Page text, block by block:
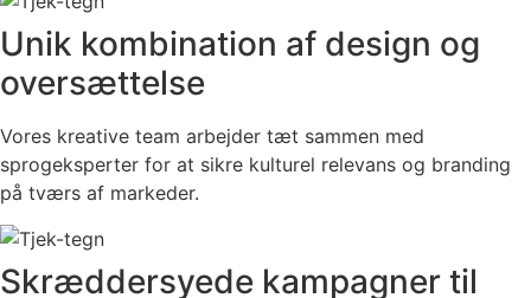
Unik kombination af design og
oversættelse
Vores kreative team arbejder tæt sammen med
sprogeksperter for at sikre kulturel relevans og branding
på tværs af markeder.
Skræddersyede kampagner til